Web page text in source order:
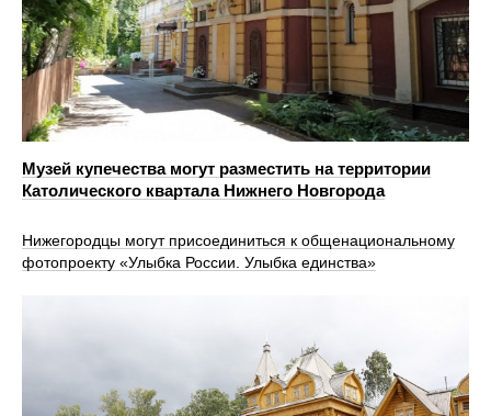
Музей купечества могут разместить на территории
Католического квартала Нижнего Новгорода
Нижегородцы могут присоединиться к общенациональному
фотопроекту «Улыбка России. Улыбка единства»